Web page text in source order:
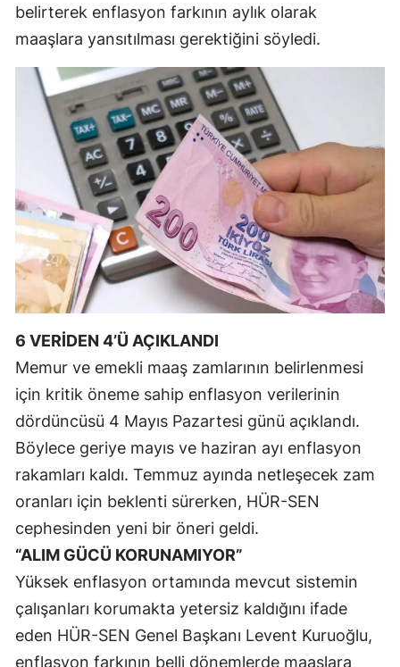
Kastamonu
Kırklareli
Kırşehir
Kocaeli
Konya
Kütahya
Malatya
Kahramanmaraş
Mardin
Muğla
Muş
Nevşehir
Ordu
Rize
Sakarya
belirterek enflasyon farkının aylık olarak
maaşlara yansıtılması gerektiğini söyledi.
6 VERİDEN 4’Ü AÇIKLANDI
Memur ve emekli maaş zamlarının belirlenmesi
için kritik öneme sahip enflasyon verilerinin
dördüncüsü 4 Mayıs Pazartesi günü açıklandı.
Böylece geriye mayıs ve haziran ayı enflasyon
rakamları kaldı. Temmuz ayında netleşecek zam
oranları için beklenti sürerken, HÜR-SEN
cephesinden yeni bir öneri geldi.
“ALIM GÜCÜ KORUNAMIYOR”
Yüksek enflasyon ortamında mevcut sistemin
çalışanları korumakta yetersiz kaldığını ifade
eden HÜR-SEN Genel Başkanı Levent Kuruoğlu,
enflasyon farkının belli dönemlerde maaşlara